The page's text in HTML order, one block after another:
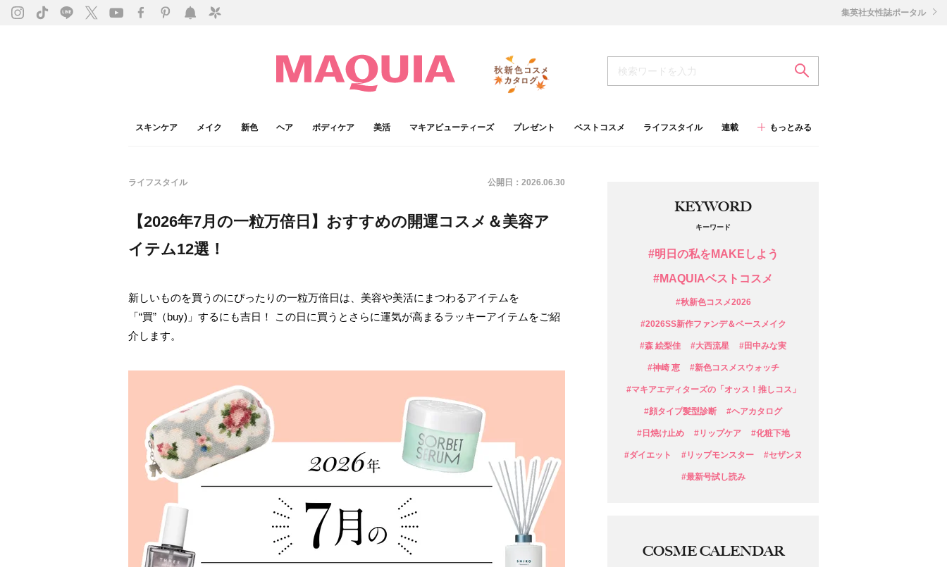
スキンケア メイク 新色 ヘア ボディケア 美活 マキアビューティーズ プレゼント ベストコスメ ライフスタイル 連載 もっとみる
集英社女性誌ポータル
ライフスタイル 公開日： 2026.06.30
【2026年7月の一粒万倍日】おすすめの開運コスメ＆美容ア
イテム12選！
新しいものを買うのにぴったりの一粒万倍日は、美容や美活にまつわるアイテムを
「“買”（buy)」するにも吉日！ この日に買うとさらに運気が高まるラッキーアイテムをご紹
介します。
KEYWORD
キーワード
#明日の私をMAKEしよう
#MAQUIAベストコスメ
#秋新色コスメ2026
#2026SS新作ファンデ＆ベースメイク
#森 絵梨佳 #大西流星 #田中みな実
#神崎 恵 #新色コスメスウォッチ
#マキアエディターズの「オッス！推しコス」
#顔タイプ髪型診断 #ヘアカタログ
#日焼け止め #リップケア #化粧下地
#ダイエット #リップモンスター #セザンヌ
#最新号試し読み
COSME CALENDAR